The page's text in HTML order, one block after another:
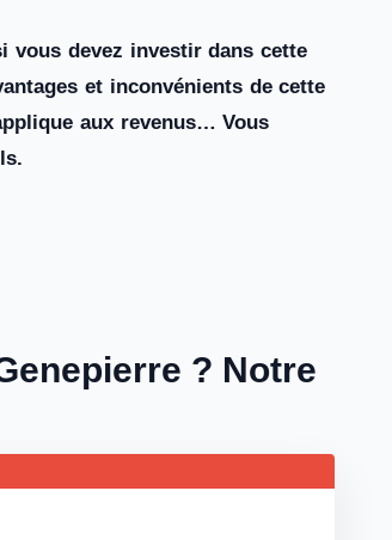
vous devez investir dans cette
et inconvénients de cette
aux revenus… Vous
? Notre